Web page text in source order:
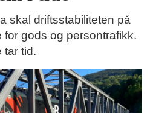
skal driftsstabiliteten på
gods og persontrafikk.
tar tid.